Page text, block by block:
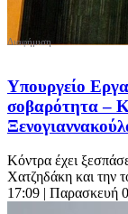
Υπουργείο
σοβαρότητα –
Κόντρα έχει
Χατζηδάκη και την
17:09 | Παρασκευή